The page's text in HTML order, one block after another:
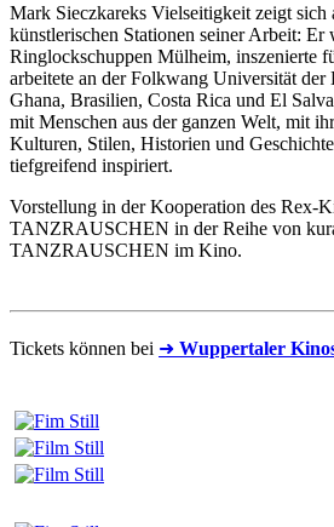
Mark Sieczkareks Vielseitigkeit zeigt sich
künstlerischen Stationen seiner Arbeit: Er
Ringlockschuppen Mülheim, inszenierte
arbeitete an der Folkwang Universität der
Ghana, Brasilien, Costa Rica und El
mit Menschen aus der ganzen Welt, mit
Kulturen, Stilen, Historien und
tiefgreifend inspiriert.
Vorstellung in der Kooperation des Rex-
TANZRAUSCHEN in der Reihe von
TANZRAUSCHEN im Kino.
Tickets können bei ➜ Wuppertaler